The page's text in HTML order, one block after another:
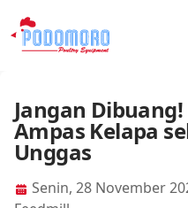
Jangan
Ampas Kelapa
Unggas
Senin, 28 November